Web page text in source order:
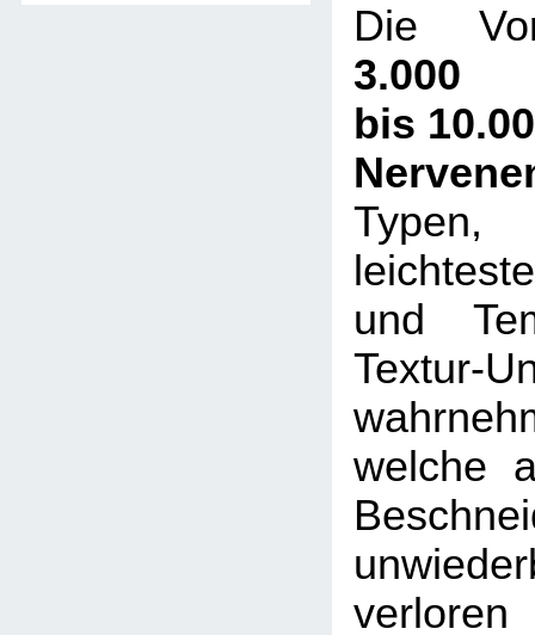
Die
3.000
bis
und
Textur-
welche